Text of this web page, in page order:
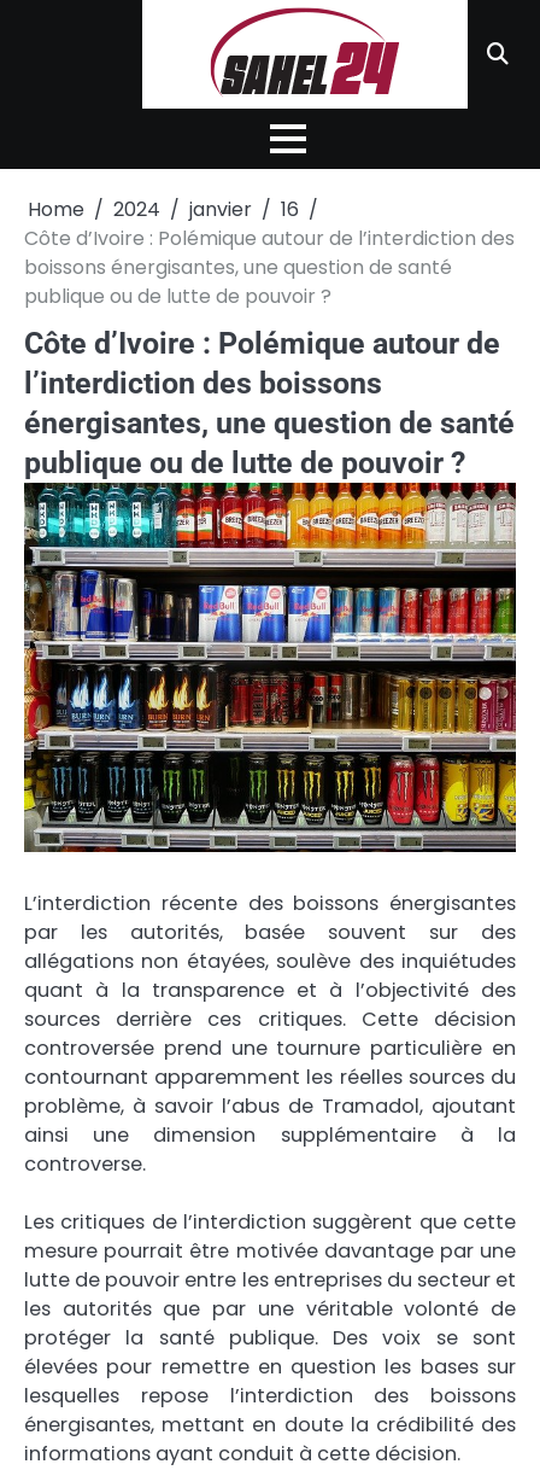
Home 2024 janvier
16
Côte d’Ivoire : Polémique autour de l’interdiction des
boissons énergisantes, une question de santé
publique ou de lutte de pouvoir ?
Côte d’Ivoire : Polémique autour de
l’interdiction des boissons
énergisantes, une question de santé
publique ou de lutte de pouvoir ?
L’interdiction récente des boissons énergisantes
par les autorités, basée souvent sur des
allégations non étayées, soulève des inquiétudes
quant à la transparence et à l’objectivité des
sources derrière ces critiques. Cette décision
controversée prend une tournure particulière en
contournant apparemment les réelles sources du
problème, à savoir l’abus de Tramadol, ajoutant
ainsi une dimension supplémentaire à la
controverse.
Les critiques de l’interdiction suggèrent que cette
mesure pourrait être motivée davantage par une
lutte de pouvoir entre les entreprises du secteur et
les autorités que par une véritable volonté de
protéger la santé publique. Des voix se sont
élevées pour remettre en question les bases sur
lesquelles repose l’interdiction des boissons
énergisantes, mettant en doute la crédibilité des
informations ayant conduit à cette décision.